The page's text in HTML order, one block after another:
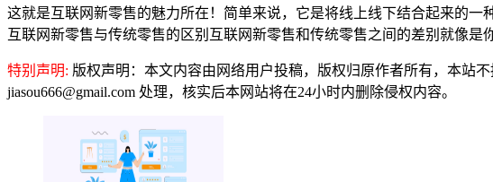
这就是互联网新零售的魅力所在！简单来说，它是将线上线下结合起来的
互联网新零售与传统零售的区别互联网新零售和传统零售之间的差别就像是
特别声明: 版权声明：本文内容由网络用户投稿，版权归原作者所有，本站
jiasou666@gmail.com 处理，核实后本网站将在24小时内删除侵权内容。